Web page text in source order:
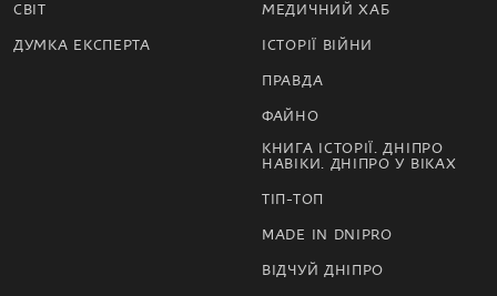
СВІТ
ДУМКА ЕКСПЕРТА
МЕДИЧНИЙ ХАБ
ІСТОРІЇ ВІЙНИ
ПРАВДА
ФАЙНО
КНИГА ІСТОРІЇ. ДНІПРО
НАВІКИ. ДНІПРО У ВІКАХ
ТІП-ТОП
MADE IN DNIPRO
ВІДЧУЙ ДНІПРО